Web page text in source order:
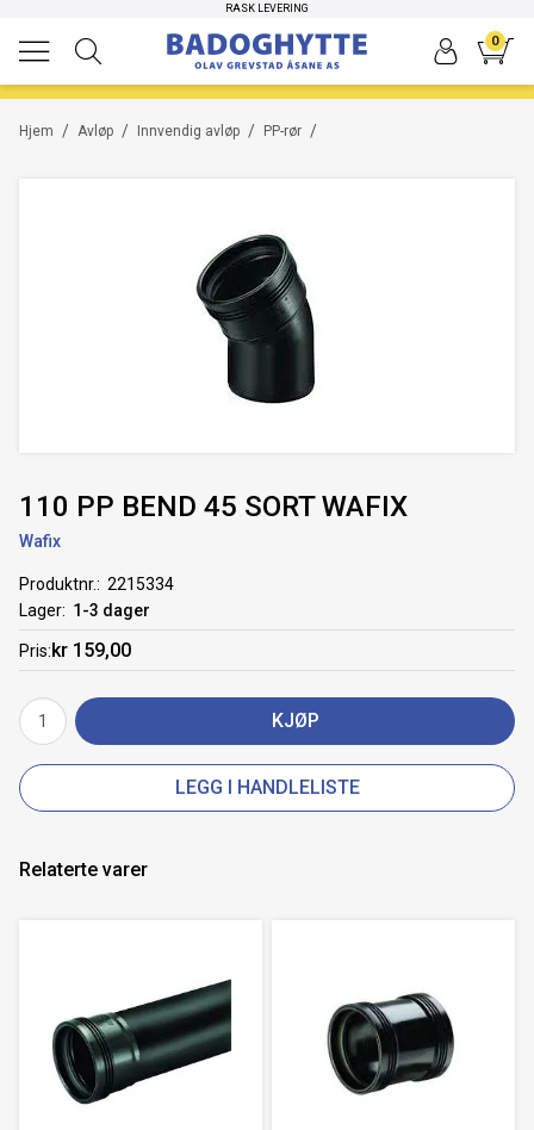
RASK LEVERING
0
/
Hjem /
Avløp /
Innvendig avløp /
PP-rør
110 PP BEND 45 SORT WAFIX
Wafix
Produktnr.
2215334
Lager
1-3 dager
Pris kr 159,00
KJØP
LEGG I HANDLELISTE
Relaterte varer